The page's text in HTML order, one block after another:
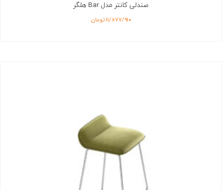
صندلی کانتر مدل Bar هلگر
۱۱/۸۷۷/۹۱۰ تومان